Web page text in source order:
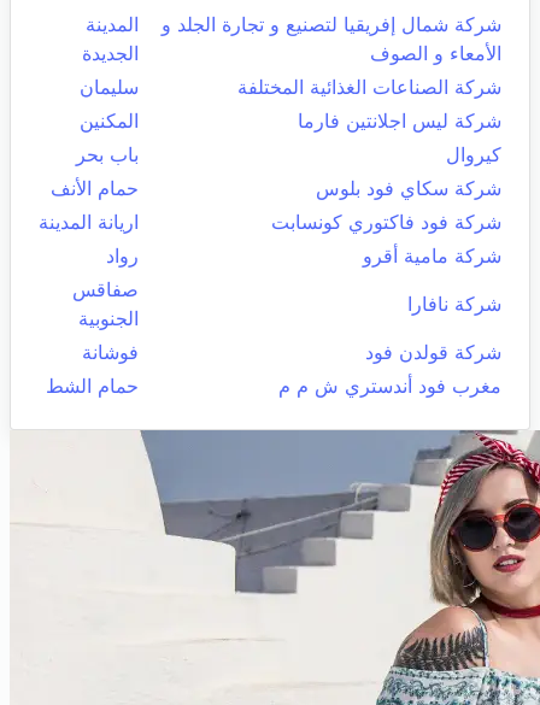
شركة شمال إفريقيا لتصنيع و تجارة الجلد و
الأمعاء و الصوف
المدينة
الجديدة
شركة الصناعات الغذائية المختلفة
سليمان
شركة ليس اجلانتين فارما
المكنين
كيروال
باب بحر
شركة سكاي فود بلوس
حمام الأنف
شركة فود فاكتوري كونسابت
اريانة المدينة
شركة مامية أقرو
رواد
شركة نافارا
صفاقس
الجنوبية
شركة قولدن فود
فوشانة
مغرب فود أندستري ش م م
حمام الشط